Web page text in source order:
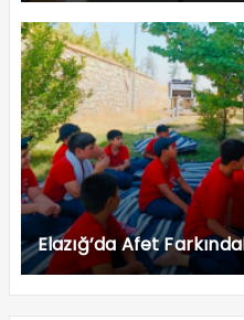
Elazığ’da Afet